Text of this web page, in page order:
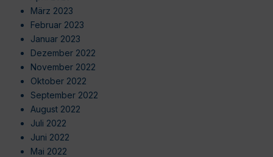
März 2023
Februar 2023
Januar 2023
Dezember 2022
November 2022
Oktober 2022
September 2022
August 2022
Juli 2022
Juni 2022
Mai 2022